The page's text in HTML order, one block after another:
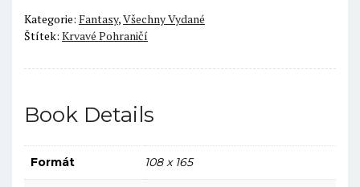
Kategorie: Fantasy,Všechny Vydané
Štítek: Krvavé Pohraničí
Book Details
Formát 108 x 165